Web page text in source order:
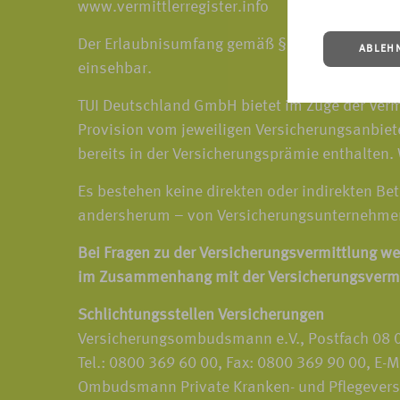
www.vermittlerregister.info
Der Erlaubnisumfang gemäß § 34d Abs. 1
einsehbar.
TUI Deutschland GmbH bietet im Zuge der
Provision vom jeweiligen
bereits in der Versicherungsprämie
Es bestehen keine direkten oder indirekten
andersherum – von
Bei Fragen zu der Versicherungsvermittlung
im Zusammenhang mit der
Schlichtungsstellen Versicherungen
Versicherungsombudsmann e.V., Postfach 08
Tel.: 0800 369 60 00, Fax: 0800 369 90 00, E-
Ombudsmann Private Kranken- und